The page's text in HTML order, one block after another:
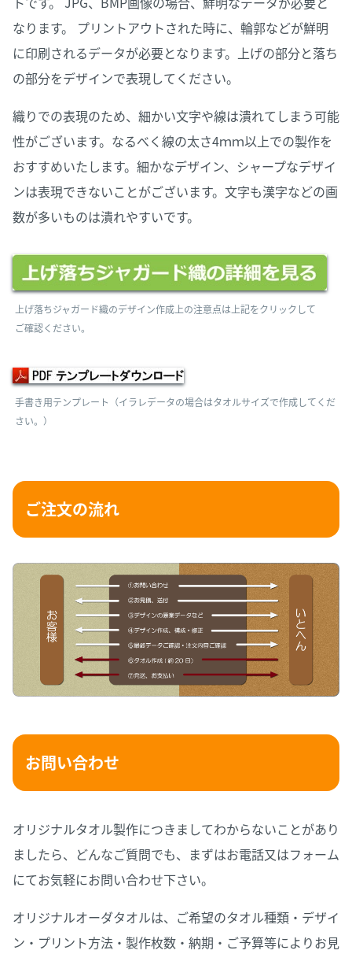
なります。 プリントアウトされた時に、輪郭などが鮮明
に印刷されるデータが必要となります。上げの部分と落ち
の部分をデザインで表現してください。
織りでの表現のため、細かい文字や線は潰れてしまう可能
性がございます。なるべく線の太さ4ｍｍ以上での製作を
おすすめいたします。細かなデザイン、シャープなデザイ
ンは表現できないことがございます。文字も漢字などの画
数が多いものは潰れやすいです。
上げ落ちジャガード織のデザイン作成上の注意点は上記をクリックして
ご確認ください。
手書き用テンプレート（イラレデータの場合はタオルサイズで作成してくだ
さい。）
ご注文の流れ
お問い合わせ
オリジナルタオル製作につきましてわからないことがあり
ましたら、どんなご質問でも、まずはお電話又はフォーム
にてお気軽にお問い合わせ下さい。
オリジナルオーダタオルは、ご希望のタオル種類・デザイ
ン・プリント方法・製作枚数・納期・ご予算等によりお見